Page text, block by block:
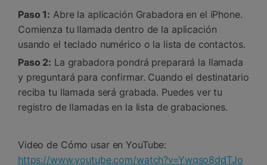
Paso 1: Abre la aplicación Grabadora en el iPhone.
Comienza tu llamada dentro de la aplicación
usando el teclado numérico o la lista de contactos.
Paso 2: La grabadora pondrá preparará la llamada
y preguntará para confirmar. Cuando el destinatario
reciba tu llamada será grabada. Puedes ver tu
registro de llamadas en la lista de grabaciones.
Video de Cómo usar en YouTube:
https://www.youtube.com/watch?v=Ywqso8ddTJo